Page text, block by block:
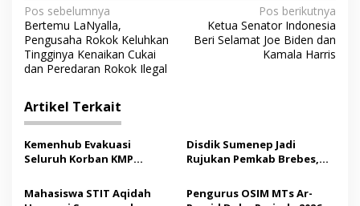
N
a
v
i
g
a
s
i
p
Pos sebelumnya
Bertemu LaNyalla,
Pengusaha Rokok Keluhkan
Tingginya Kenaikan Cukai
dan Peredaran Rokok Ilegal
Pos berikutnya
Ketua Senator Indonesia
Beri Selamat Joe Biden dan
Kamala Harris
Artikel Terkait
Kemenhub Evakuasi
Seluruh Korban KMP
Operator Diaudit
Disdik Sumenep Jadi
Rujukan Pemkab Brebes,
Pendidikan Berbasis
Budaya
Mahasiswa STIT Aqidah
Pengurus OSIM MTs Ar-